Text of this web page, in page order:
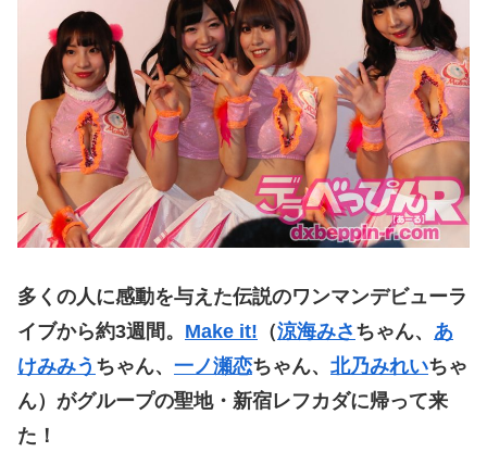
多くの人に感動を与えた伝説のワンマンデビューラ
イブから約3週間。 Make it! （涼海みさ ちゃん、 あ
けみみう ちゃん、 一ノ瀬恋ちゃん、 北乃みれいちゃ
ん）がグループの聖地・新宿レフカダに帰って来
た！